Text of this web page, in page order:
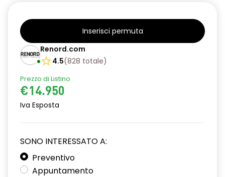
Inserisci permuta
Renord.com
4.5(828 totale)
Prezzo di Listino
€14.950
Iva Esposta
SONO INTERESSATO A:
Preventivo
Appuntamento